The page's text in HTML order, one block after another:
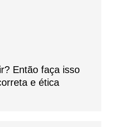
Então faça isso
e ética